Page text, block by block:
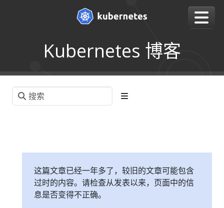
Kubernetes 博客
这篇文章已经一年多了，较旧的文章可能包含
过时的内容。请检查从发表以来，页面中的信
息是否变得不正确。